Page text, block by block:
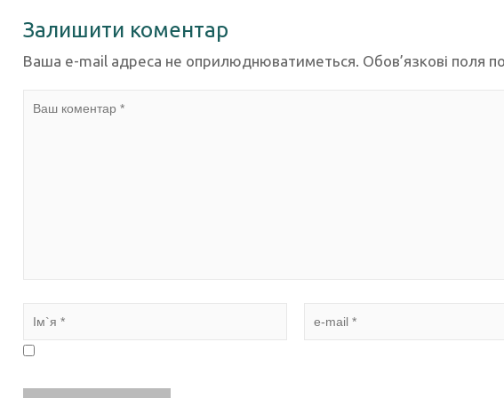
Залишити коментар
Ваша e-mail адреса не оприлюднюватиметься. Обов’язкові поля